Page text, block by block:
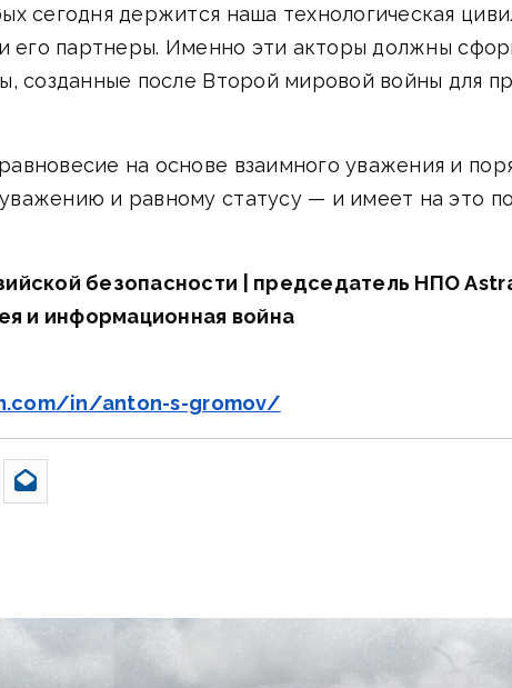
сегодня держится наша технологическая
его партнеры. Именно эти акторы должны
созданные после Второй мировой войны для
на основе взаимного уважения и
и равному статусу — и имеет на это
безопасности | председатель НПО
и информационная война
in/anton-s-gromov/